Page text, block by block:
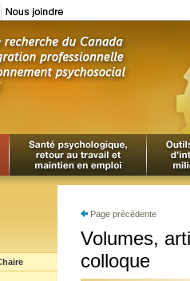
Page précédente
Volumes,
colloque